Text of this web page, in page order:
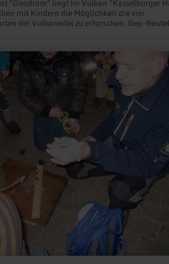
"Geodrom" liegt im Vulkan "Kasselburger
mit Kindern die Möglichkeit die vier
der Vulkaneifel zu erforschen. Geo-Beutel